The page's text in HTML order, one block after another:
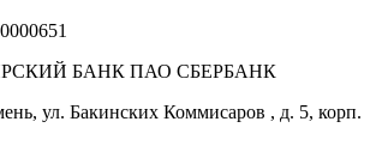
БАНК ПАО СБЕРБАНК
ул. Бакинских Коммисаров , д. 5, корп.